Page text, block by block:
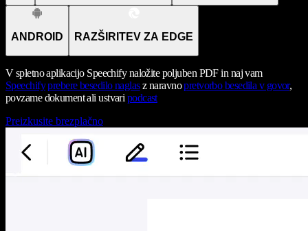
ANDROID RAZŠIRITEV ZA EDGE
V spletno aplikacijo Speechify naložite poljuben PDF in naj vam
Speechify prebere besedilo naglasz naravnopretvorbo besedila v govor,
povzame dokument ali ustvari podcast
Preizkusite brezplačno